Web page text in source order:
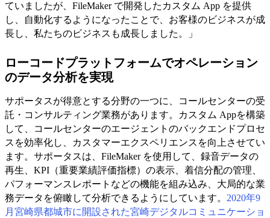
ていましたが、FileMaker で開発したカスタム App を提供
し、自動化するようになったことで、お客様のビジネスが成
長し、私たちのビジネスも成長しました。」
ローコードプラットフォームでオペレーション
のデータ分析を実現
サポータスが得意とする分野の一つに、コールセンターの受
託・コンサルティング業務があります。カスタム Appを構築
して、コールセンターのエージェントのバックエンドプロセ
スを効率化し、カスタマーエクスペリエンスを向上させてい
ます。サポータスは、FileMaker を使用して、録音データの
再生、KPI（重要業績評価指標）の表示、着信分配の管理、
パフォーマンスレポートなどの機能を組み込み、大局的な業
務データを俯瞰して分析できるようにしています。 2020年9
月宮崎県都城市に開設された宮崎デジタルコミュニケーショ